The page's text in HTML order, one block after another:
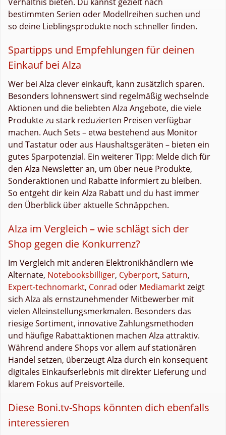
bestimmten Serien oder Modellreihen suchen und
so deine Lieblingsprodukte noch schneller finden.
Spartipps und Empfehlungen für deinen
Einkauf bei Alza
Wer bei Alza clever einkauft, kann zusätzlich sparen.
Besonders lohnenswert sind regelmäßig wechselnde
Aktionen und die beliebten Alza Angebote, die viele
Produkte zu stark reduzierten Preisen verfügbar
machen. Auch Sets – etwa bestehend aus Monitor
und Tastatur oder aus Haushaltsgeräten – bieten ein
gutes Sparpotenzial. Ein weiterer Tipp: Melde dich für
den Alza Newsletter an, um über neue Produkte,
Sonderaktionen und Rabatte informiert zu bleiben.
So entgeht dir kein Alza Rabatt und du hast immer
den Überblick über aktuelle Schnäppchen.
Alza im Vergleich – wie schlägt sich der
Shop gegen die Konkurrenz?
Im Vergleich mit anderen Elektronikhändlern wie
Alternate, Notebooksbilliger, Cyberport, Saturn,
Expert-technomarkt, Conrad oder Mediamarktzeigt
sich Alza als ernstzunehmender Mitbewerber mit
vielen Alleinstellungsmerkmalen. Besonders das
riesige Sortiment, innovative Zahlungsmethoden
und häufige Rabattaktionen machen Alza attraktiv.
Während andere Shops vor allem auf stationären
Handel setzen, überzeugt Alza durch ein konsequent
digitales Einkaufserlebnis mit direkter Lieferung und
klarem Fokus auf Preisvorteile.
Diese Boni.tv-Shops könnten dich ebenfalls
interessieren